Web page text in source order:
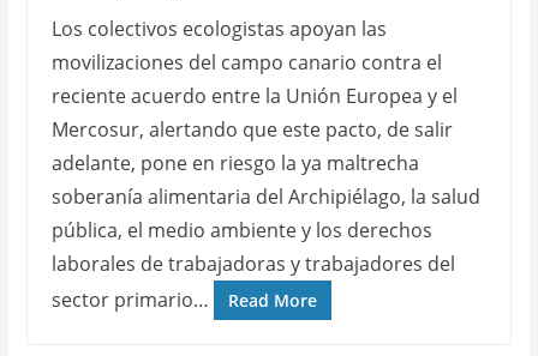
Los colectivos ecologistas apoyan las
movilizaciones del campo canario contra el
reciente acuerdo entre la Unión Europea y el
Mercosur, alertando que este pacto, de salir
adelante, pone en riesgo la ya maltrecha
soberanía alimentaria del Archipiélago, la salud
pública, el medio ambiente y los derechos
laborales de trabajadoras y trabajadores del
sector primario…
Read More